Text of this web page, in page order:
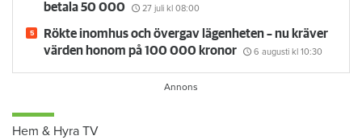
betala 50 000
27 juli kl 08:00
Rökte inomhus och övergav lägenheten – nu kräver
värden honom på 100 000 kronor
6 augusti kl 10:30
Hem & Hyra TV